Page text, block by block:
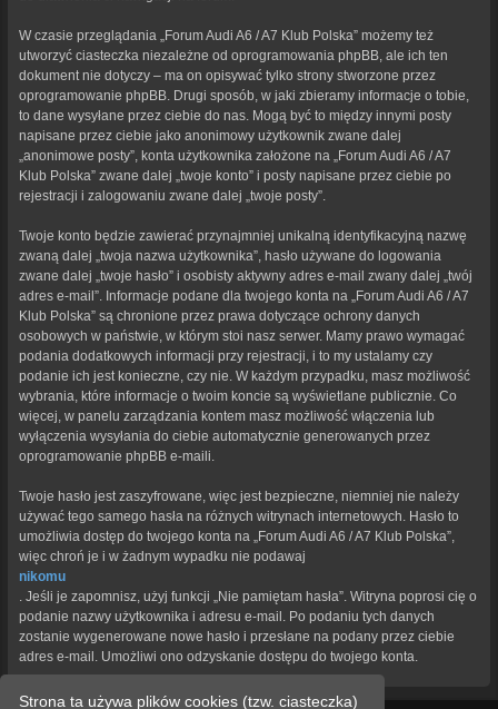
Strona ta używa plików cookies (tzw. ciasteczka)
W czasie przeglądania „Forum Audi A6 / A7 Klub Polska” możemy też
utworzyć ciasteczka niezależne od oprogramowania phpBB, ale ich ten
dokument nie dotyczy – ma on opisywać tylko strony stworzone przez
oprogramowanie phpBB. Drugi sposób, w jaki zbieramy informacje o tobie,
to dane wysyłane przez ciebie do nas. Mogą być to między innymi posty
napisane przez ciebie jako anonimowy użytkownik zwane dalej
„anonimowe posty”, konta użytkownika założone na „Forum Audi A6 / A7
Klub Polska” zwane dalej „twoje konto” i posty napisane przez ciebie po
rejestracji i zalogowaniu zwane dalej „twoje posty”.
Twoje konto będzie zawierać przynajmniej unikalną identyfikacyjną nazwę
zwaną dalej „twoja nazwa użytkownika”, hasło używane do logowania
zwane dalej „twoje hasło” i osobisty aktywny adres e-mail zwany dalej „twój
adres e-mail”. Informacje podane dla twojego konta na „Forum Audi A6 / A7
Klub Polska” są chronione przez prawa dotyczące ochrony danych
osobowych w państwie, w którym stoi nasz serwer. Mamy prawo wymagać
podania dodatkowych informacji przy rejestracji, i to my ustalamy czy
podanie ich jest konieczne, czy nie. W każdym przypadku, masz możliwość
wybrania, które informacje o twoim koncie są wyświetlane publicznie. Co
więcej, w panelu zarządzania kontem masz możliwość włączenia lub
wyłączenia wysyłania do ciebie automatycznie generowanych przez
oprogramowanie phpBB e-maili.
Twoje hasło jest zaszyfrowane, więc jest bezpieczne, niemniej nie należy
używać tego samego hasła na różnych witrynach internetowych. Hasło to
umożliwia dostęp do twojego konta na „Forum Audi A6 / A7 Klub Polska”,
więc chroń je i w żadnym wypadku nie podawaj
nikomu
. Jeśli je zapomnisz, użyj funkcji „Nie pamiętam hasła”. Witryna poprosi cię o
podanie nazwy użytkownika i adresu e-mail. Po podaniu tych danych
zostanie wygenerowane nowe hasło i przesłane na podany przez ciebie
adres e-mail. Umożliwi ono odzyskanie dostępu do twojego konta.